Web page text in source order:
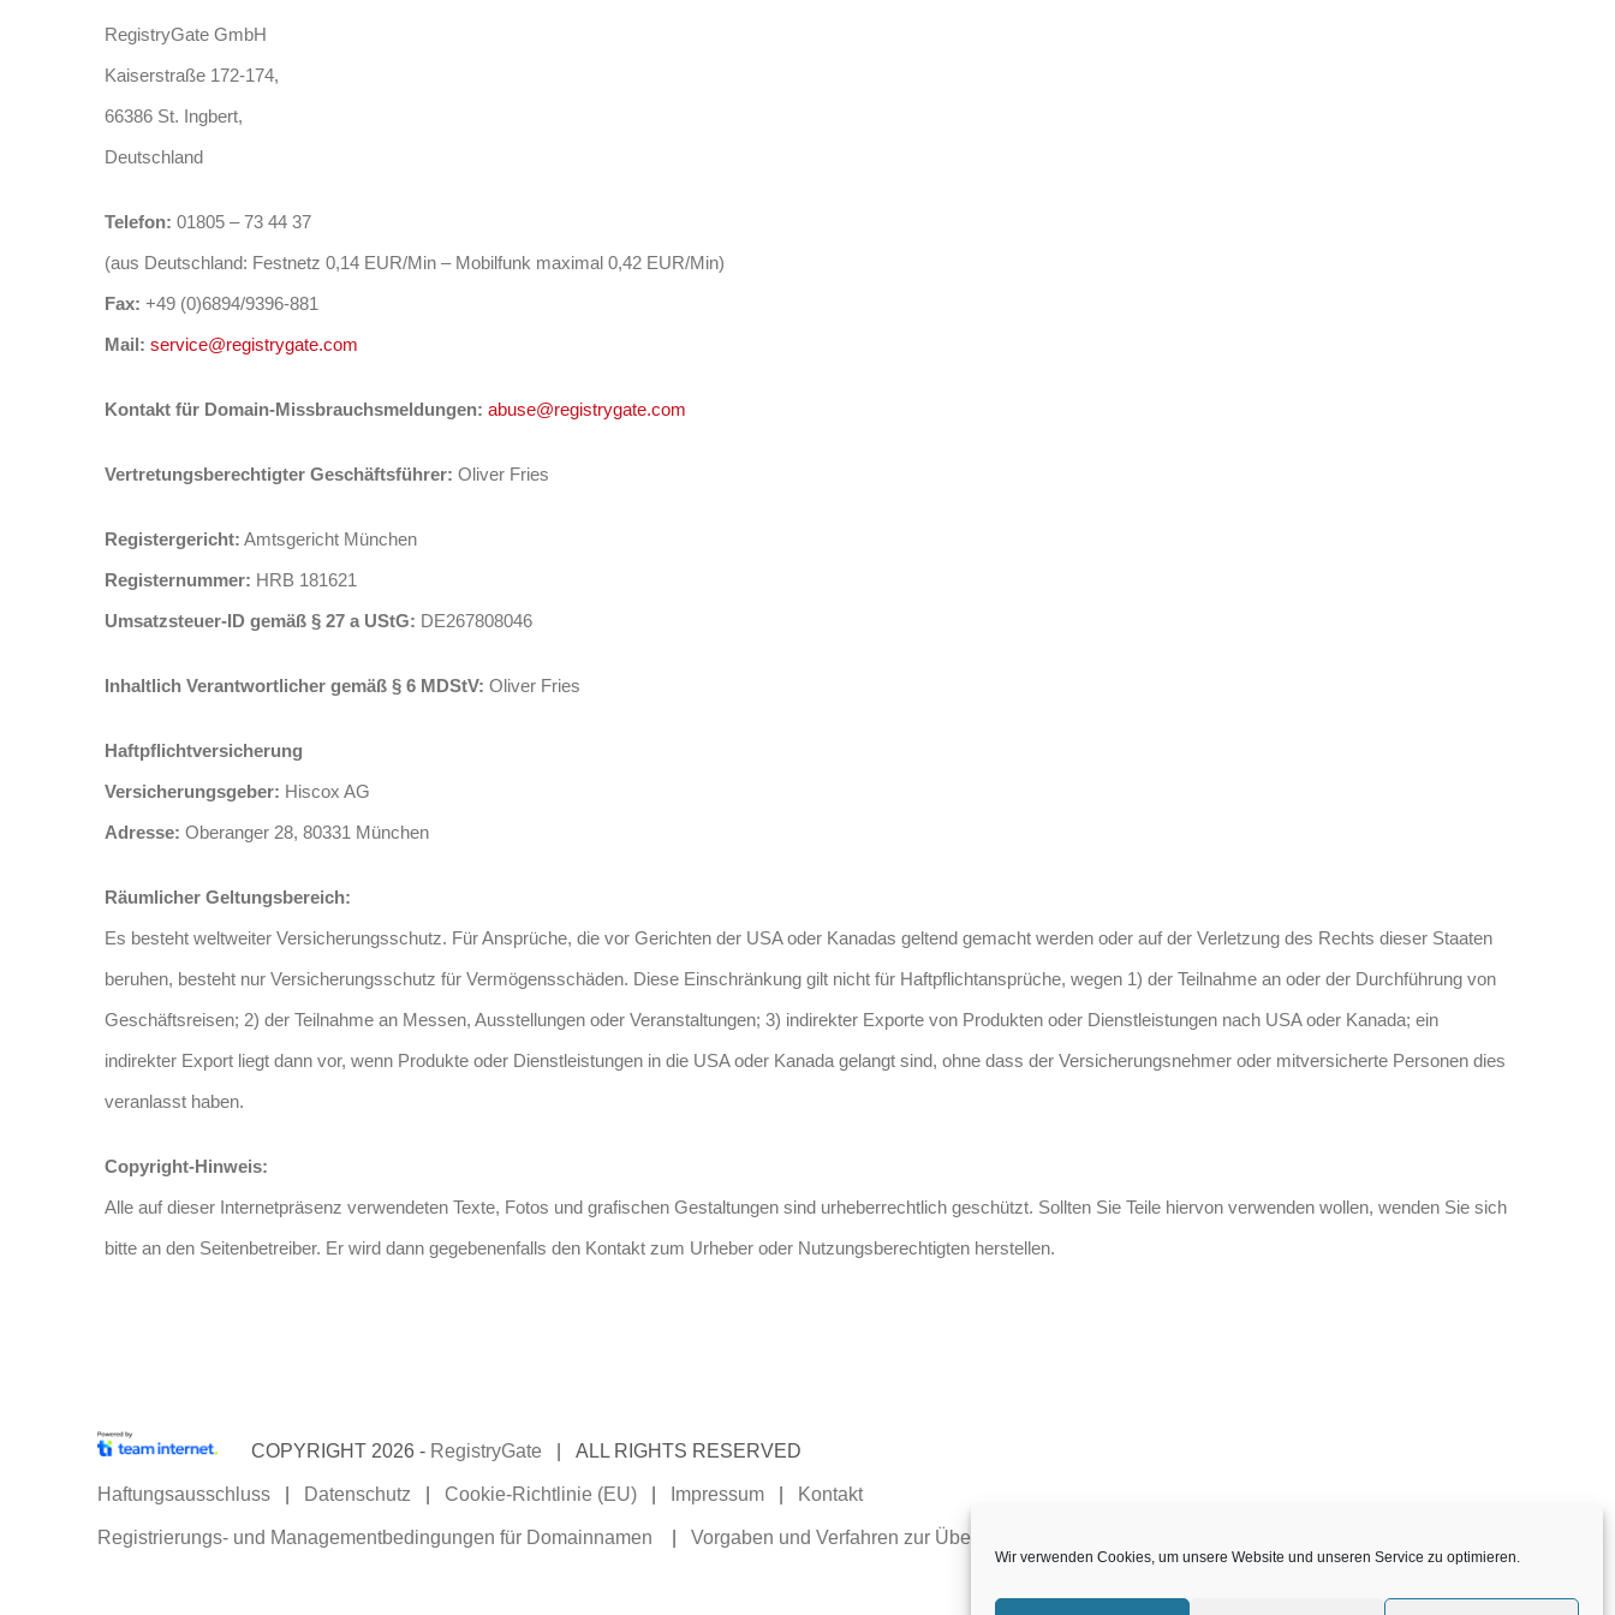
Wir verwenden Cookies, um unsere Website und unseren Service zu optimieren.
RegistryGate GmbH
Kaiserstraße 172-174,
66386 St. Ingbert,
Deutschland
Telefon: 01805 – 73 44 37
(aus Deutschland: Festnetz 0,14 EUR/Min – Mobilfunk maximal 0,42 EUR/Min)
Fax: +49 (0)6894/9396-881
Mail: service@registrygate.com
Kontakt für Domain-Missbrauchsmeldungen: abuse@registrygate.com
Vertretungsberechtigter Geschäftsführer: Oliver Fries
Registergericht: Amtsgericht München
Registernummer: HRB 181621
Umsatzsteuer-ID gemäß § 27 a UStG: DE267808046
Inhaltlich Verantwortlicher gemäß § 6 MDStV: Oliver Fries
Haftpflichtversicherung
Versicherungsgeber: Hiscox AG
Adresse: Oberanger 28, 80331 München
Räumlicher Geltungsbereich:
Es besteht weltweiter Versicherungsschutz. Für Ansprüche, die vor Gerichten der USA oder Kanadas geltend gemacht werden oder auf der Verletzung des Rechts dieser Staaten
beruhen, besteht nur Versicherungsschutz für Vermögensschäden. Diese Einschränkung gilt nicht für Haftpflichtansprüche, wegen 1) der Teilnahme an oder der Durchführung von
Geschäftsreisen; 2) der Teilnahme an Messen, Ausstellungen oder Veranstaltungen; 3) indirekter Exporte von Produkten oder Dienstleistungen nach USA oder Kanada; ein
indirekter Export liegt dann vor, wenn Produkte oder Dienstleistungen in die USA oder Kanada gelangt sind, ohne dass der Versicherungsnehmer oder mitversicherte Personen dies
veranlasst haben.
Copyright-Hinweis:
Alle auf dieser Internetpräsenz verwendeten Texte, Fotos und grafischen Gestaltungen sind urheberrechtlich geschützt. Sollten Sie Teile hiervon verwenden wollen, wenden Sie sich
bitte an den Seitenbetreiber. Er wird dann gegebenenfalls den Kontakt zum Urheber oder Nutzungsberechtigten herstellen.
COPYRIGHT 2026 - RegistryGate | ALL RIGHTS RESERVED
Haftungsausschluss Datenschutz Cookie-Richtlinie (EU) Impressum Kontakt
Registrierungs- und Managementbedingungen für Domainnamen |Vorgaben und Verfahren zur Überprüfung und Offenlegung von Registrierungsdaten